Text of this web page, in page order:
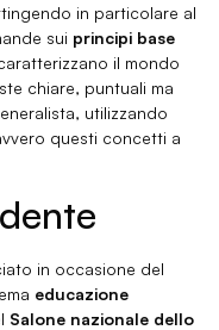
in particolare al
sui principi base
il mondo
chiare, puntuali ma
utilizzando
questi concetti a
in occasione del
educazione
Salone nazionale dello